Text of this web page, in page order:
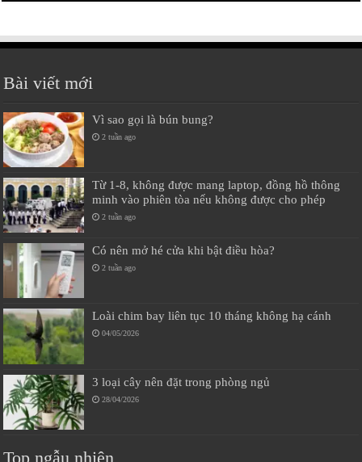
Bài viết mới
Vì sao gọi là bún bung?
2 tuần ago
Từ 1-8, không được mang laptop, đồng hồ thông
minh vào phiên tòa nếu không được cho phép
2 tuần ago
Có nên mở hé cửa khi bật điều hòa?
2 tuần ago
Loài chim bay liên tục 10 tháng không hạ cánh
04/05/2026
3 loại cây nên đặt trong phòng ngủ
28/04/2026
Top ngẫu nhiên